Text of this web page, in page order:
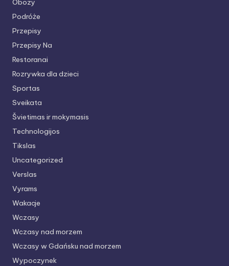
Obozy
Podróże
Przepisy
Przepisy Na
Restoranai
Rozrywka dla dzieci
Sportas
Sveikata
Švietimas ir mokymasis
Technologijos
Tikslas
Uncategorized
Verslas
Vyrams
Wakacje
Wczasy
Wczasy nad morzem
Wczasy w Gdańsku nad morzem
Wypoczynek